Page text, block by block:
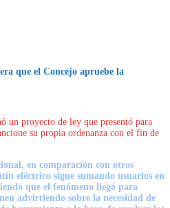
que el Concejo apruebe la
un proyecto de ley que presentó para
su propia ordenanza con el fin de
en comparación con otros
eléctrico sigue sumando usuarios en
que el fenómeno llegó para
advirtiendo sobre la necesidad de